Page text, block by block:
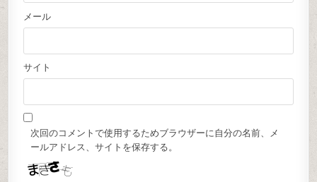
メール
サイト
次回のコメントで使用するためブラウザーに自分の名前、メ
ールアドレス、サイトを保存する。